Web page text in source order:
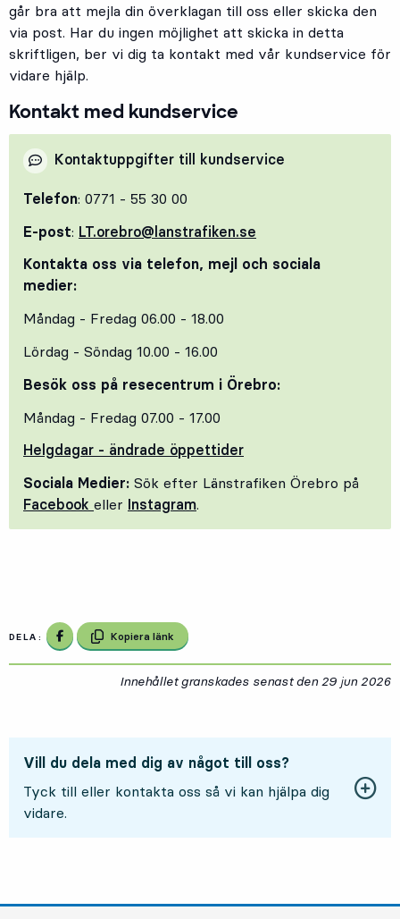
går bra att mejla din överklagan till oss eller skicka den
via post. Har du ingen möjlighet att skicka in detta
skriftligen, ber vi dig ta kontakt med vår kundservice för
vidare hjälp.
Kontakt med kundservice
Kontaktuppgifter till kundservice
Telefon: 0771 - 55 30 00
E-post: LT.orebro@lanstrafiken.se
Kontakta oss via telefon, mejl och sociala
medier:
Måndag - Fredag 06.00 - 18.00
Lördag - Söndag 10.00 - 16.00
Besök oss på resecentrum i Örebro:
Måndag - Fredag 07.00 - 17.00
Helgdagar - ändrade öppettider
Sociala Medier: Sök efter Länstrafiken Örebro på
Facebook eller Instagram.
DELA: Dela på Facebook
Kopiera länk
Innehållet granskades senast den 29 jun 2026
Vill du dela med dig av något till oss?
Tyck till eller kontakta oss så vi kan hjälpa dig
vidare.